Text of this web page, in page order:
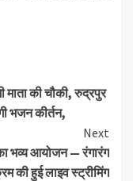
की चौकी, रुद्रपुर
भजन कीर्तन,
Next
भव्य आयोजन — रंगारंग
की हुई लाइव स्ट्रीमिंग